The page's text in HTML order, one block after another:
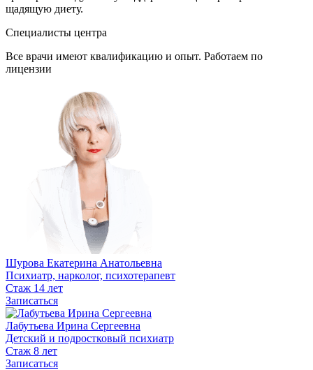
щадящую диету.
Специалисты центра
Все врачи имеют квалификацию и опыт. Работаем по
лицензии
Шурова Екатерина Анатольевна
Психиатр, нарколог, психотерапевт
Стаж 14 лет
Записаться
Лабутьева Ирина Сергеевна
Детский и подростковый психиатр
Стаж 8 лет
Записаться